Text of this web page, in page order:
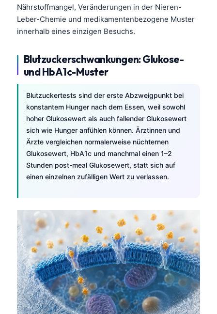
Nährstoffmangel, Veränderungen in der Nieren-
Leber-Chemie und medikamentenbezogene Muster
innerhalb eines einzigen Besuchs.
Blutzuckerschwankungen: Glukose-
und HbA1c-Muster
Blutzuckertests sind der erste Abzweigpunkt bei
konstantem Hunger nach dem Essen, weil sowohl
hoher Glukosewert als auch fallender Glukosewert
sich wie Hunger anfühlen können. Ärztinnen und
Ärzte vergleichen normalerweise nüchternen
Glukosewert, HbA1c und manchmal einen 1–2
Stunden post-meal Glukosewert, statt sich auf
einen einzelnen zufälligen Wert zu verlassen.